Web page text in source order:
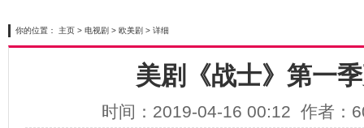
你的位置： 主页 > 电视剧 > 欧美剧 > 详细
美剧《战士》第一
时间：2019-04-16 00:12 作者：